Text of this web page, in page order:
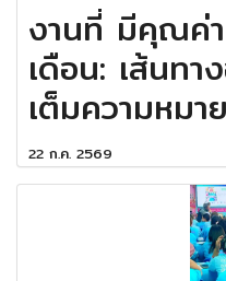
งานที่ มีคุณค่า
เดือน: เส้นทา
เต็มความหมา
22 ก.ค. 2569